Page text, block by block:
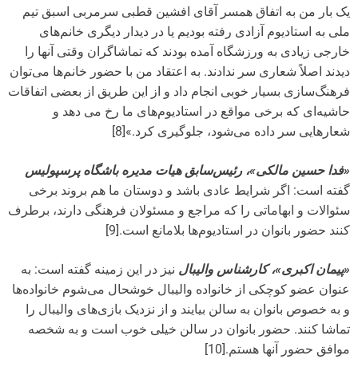
یک بار من به اتفاق همسر آقای افشین قطبی سرمربی اسبق تیم
ملی به استادیوم آزادی رفته بودیم یا در دیدار دیگری خانم‌های
خارجی زیادی به ورزشگاه آمده بودند که تماشاگران وقتی آنها را
دیدند اصلاً شعاری سر ندادند. به اعتقاد من با حضور خانم‌ها می‌توان
فرهنگ‌سازی بسیار خوبی انجام داد و از این طریق از بعضی اتفاقات
حاشیه‌ای که برخی مواقع در استادیوم‌های ما رخ می دهد و
شعارهایی سر داده می‌شود، جلوگیری کرد.»[8]
«فدا حسین مالکی»، رئیس‌سابق هیات مدیره باشگاه پرسپولیس
گفته است: اگر شرایط عادی باشد و دوستان ما هم بروند برخی
سئوالات و ابهاماتی را که مراجع و مسئولان فرهنگی دارند، برطرف
کنند حضور بانوان در استادیوم‌ها بلامانع است.[9]
«پیمان اکبری»، کارشناس والیبال نیز در این زمینه گفته است: به
عنوان عضو کوچکی از خانواده والیبال خوشحال می‌شوم خانواده‌ها
و به خصوص بانوان به سالن بیایند و از نزدیک بازی‌های والیبال را
تماشا کنند. حضور بانوان در سالن خیلی خوب است و به شخصه
موافق حضور آنها هستم.[10]